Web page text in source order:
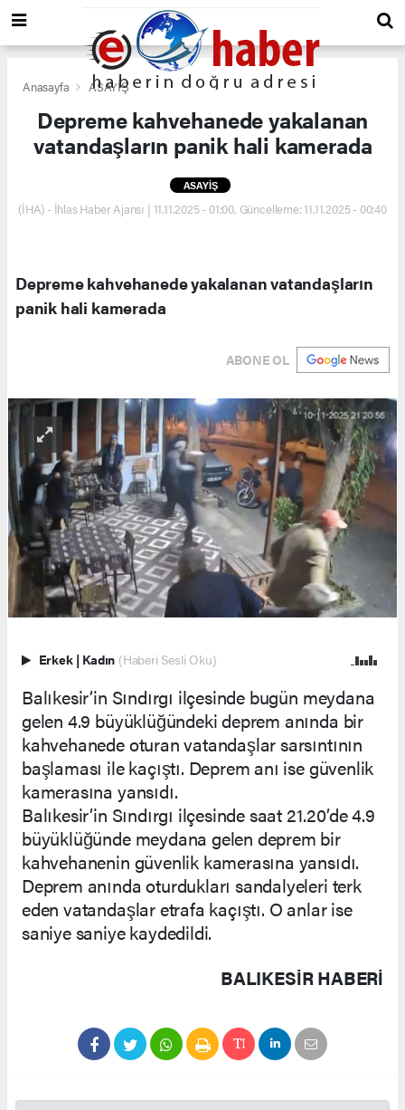
Anasayfa ASAYİŞ
Depreme kahvehanede yakalanan
vatandaşların panik hali kamerada
ASAYİŞ
(İHA) - İhlas Haber Ajansı | 11.11.2025 - 01:00, Güncelleme: 11.11.2025 - 00:40
Depreme kahvehanede yakalanan vatandaşların
panik hali kamerada
ABONE OL
Erkek | Kadın (Haberi Sesli Oku)
Balıkesir’in Sındırgı ilçesinde bugün meydana
gelen 4.9 büyüklüğündeki deprem anında bir
kahvehanede oturan vatandaşlar sarsıntının
başlaması ile kaçıştı. Deprem anı ise güvenlik
kamerasına yansıdı.
Balıkesir’in Sındırgı ilçesinde saat 21.20’de 4.9
büyüklüğünde meydana gelen deprem bir
kahvehanenin güvenlik kamerasına yansıdı.
Deprem anında oturdukları sandalyeleri terk
eden vatandaşlar etrafa kaçıştı. O anlar ise
saniye saniye kaydedildi.
BALIKESIR HABERİ